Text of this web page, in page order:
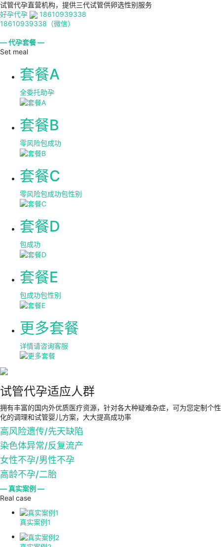
试管代孕直营机构，提供三代试管供卵选性别服务
好孕代孕
18610939338
18610939338（微信）
— 代孕套餐 —
Set meal
套餐A
全委托助孕
套餐B
零风险包成功
套餐C
零风险包成功包性别
套餐D
包成功
套餐E
包成功包性别
更多套餐
详情请咨询客服
试管代孕适应人群
拥有丰富的国内外优质医疗资源，针对各大种疑难杂症，可为您定制个性
化的调理和试管婴儿方案，大大提高成功率
高风险遗传/先天缺陷
染色体异常/反复流产
女性不孕/男性不孕
高龄不孕/二胎
— 真实案例 —
Real case
真实案例1